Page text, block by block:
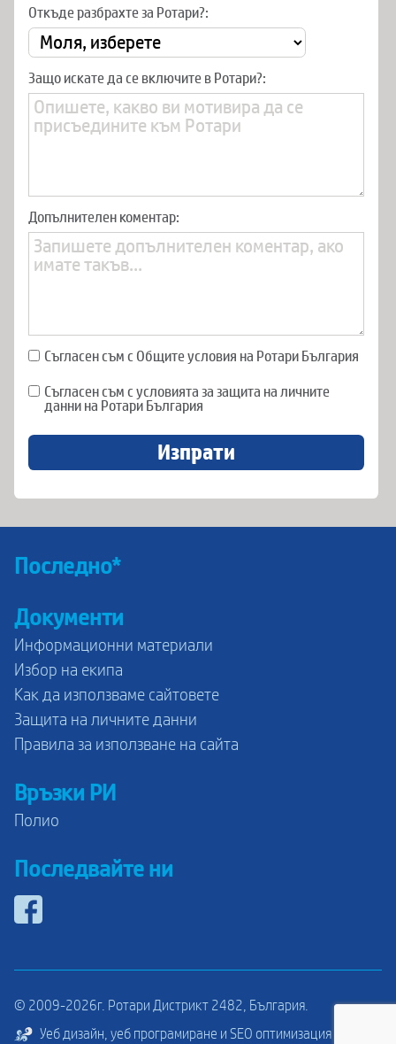
Откъде разбрахте за Ротари?:
Защо искате да се включите в Ротари?:
Допълнителен коментар:
Съгласен съм с Общите условия на Ротари България
Съгласен съм с условията за защита на личните
данни на Ротари България
Изпрати
Последно*
Документи
Информационни материали
Избор на екипа
Как да използваме сайтовете
Защита на личните данни
Правила за използване на сайта
Връзки РИ
Полио
Последвайте ни
© 2009-2026г. Ротари Дистрикт 2482, България.
Уеб дизайн, уеб програмиране и SEO оптимизация